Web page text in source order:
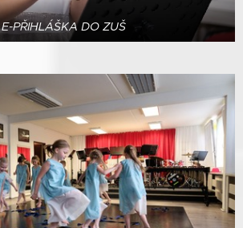
E-PŘIHLÁŠKA DO ZUŠ